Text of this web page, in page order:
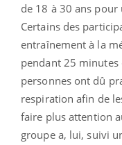
de 18 à 30 ans
Certains des
entraînement à la
pendant 25
personnes ont dû
respiration afin de
faire plus attention
groupe a, lui, suivi